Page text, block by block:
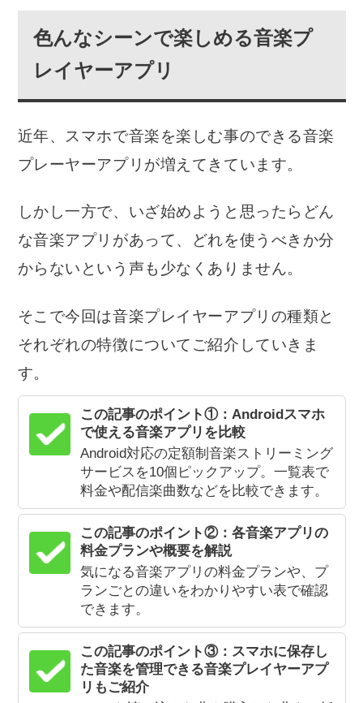
色んなシーンで楽しめる音楽プ
レイヤーアプリ
近年、スマホで音楽を楽しむ事のできる音楽
プレーヤーアプリが増えてきています。
しかし一方で、いざ始めようと思ったらどん
な音楽アプリがあって、どれを使うべきか分
からないという声も少なくありません。
そこで今回は音楽プレイヤーアプリの種類と
それぞれの特徴についてご紹介していきま
す。
この記事のポイント①：Androidスマホ
で使える音楽アプリを比較
Android対応の定額制音楽ストリーミング
サービスを10個ピックアップ。一覧表で
料金や配信楽曲数などを比較できます。
この記事のポイント②：各音楽アプリの
料金プランや概要を解説
気になる音楽アプリの料金プランや、プ
ランごとの違いをわかりやすい表で確認
できます。
この記事のポイント③：スマホに保存し
た音楽を管理できる音楽プレイヤーアプ
リもご紹介